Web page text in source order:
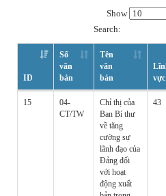
Show
Search:
ID
Số
văn
bản
Tên
văn
bản
vực
15
04-
CT/TW
Chỉ thị của
Ban Bí thư
về tăng
cường sự
lãnh đạo của
Đảng đối
với hoạt
động xuất
43